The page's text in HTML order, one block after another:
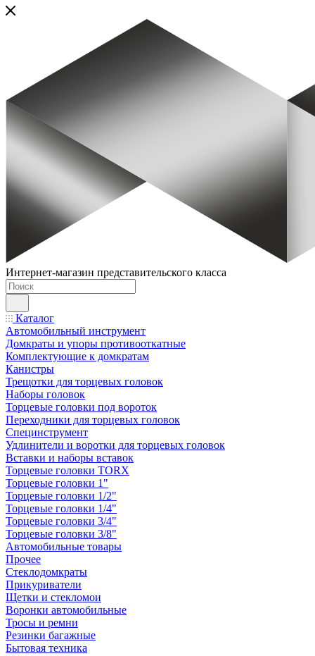
Интернет-магазин представительского класса
Каталог
Автомобильный инструмент
Домкраты и упоры противооткатные
Комплектующие к домкратам
Канистры
Трещотки для торцевых головок
Наборы головок
Торцевые головки под вороток
Переходники для торцевых головок
Специнструмент
Удлинители и воротки для торцевых головок
Вставки и наборы вставок
Торцевые головки TORX
Торцевые головки 1"
Торцевые головки 1/2"
Торцевые головки 1/4"
Торцевые головки 3/4"
Торцевые головки 3/8"
Автомобильные товары
Прочее
Стеклодомкраты
Прикуриватели
Щетки и стекломои
Воронки автомобильные
Тросы и ремни
Резинки багажные
Бытовая техника